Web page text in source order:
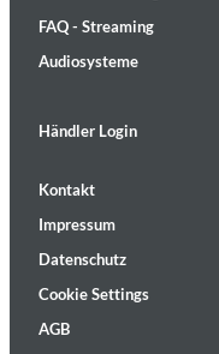
FAQ - Streaming
Audiosysteme
Händler Login
Kontakt
Impressum
Datenschutz
Cookie Settings
AGB